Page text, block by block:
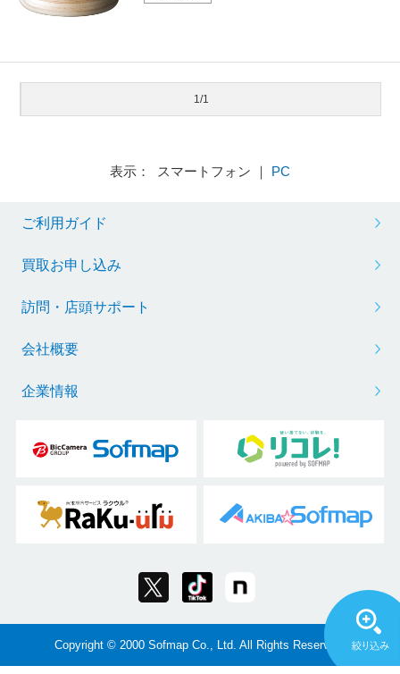
1/1
表示： スマートフォン ｜ PC
ご利用ガイド
買取お申し込み
訪問・店頭サポート
会社概要
企業情報
Copyright © 2000 Sofmap Co., Ltd. All Rights Reserved.